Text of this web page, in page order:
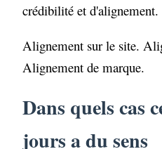
crédibilité et d'alignement.
Alignement sur le site.
Alignement de marque.
Dans quels cas
jours a du sens